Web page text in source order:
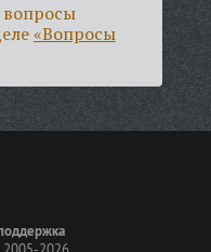
вопросы
«Вопросы